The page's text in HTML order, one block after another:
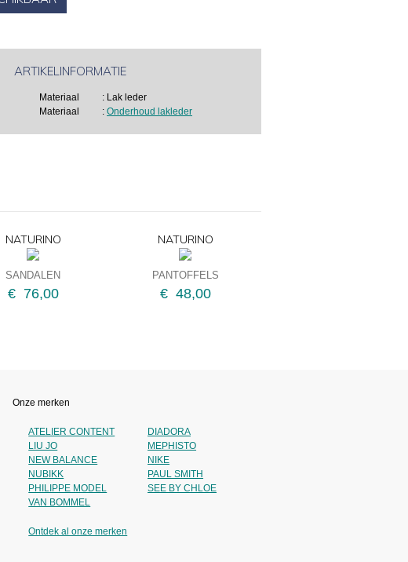
ARTIKELINFORMATIE
Materiaal
: Lak leder
Materiaal :Onderhoud lakleder
NATURINO
SANDALEN
€ 76,00
NATURINO
PANTOFFELS
€ 48,00
Onze merken
ATELIER CONTENT
DIADORA
LIU JO
MEPHISTO
NEW BALANCE
NIKE
NUBIKK
PAUL SMITH
PHILIPPE MODEL
SEE BY CHLOE
VAN BOMMEL
Ontdek al onze merken